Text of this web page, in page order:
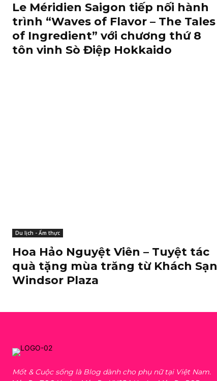
Le Méridien Saigon tiếp nối hành
trình “Waves of Flavor – The Tales
of Ingredient” với chương thứ 8
tôn vinh Sò Điệp Hokkaido
Du lịch - Ẩm thực
Hoa Hảo Nguyệt Viên – Tuyệt tác
quà tặng mùa trăng từ Khách Sạn
Windsor Plaza
Mốt & Cuộc sống là Blog dành cho phụ nữ tại Việt Nam.